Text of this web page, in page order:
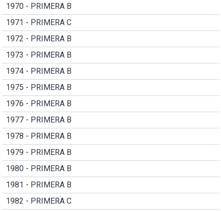
1970 - PRIMERA B
1971 - PRIMERA C
1972 - PRIMERA B
1973 - PRIMERA B
1974 - PRIMERA B
1975 - PRIMERA B
1976 - PRIMERA B
1977 - PRIMERA B
1978 - PRIMERA B
1979 - PRIMERA B
1980 - PRIMERA B
1981 - PRIMERA B
1982 - PRIMERA C